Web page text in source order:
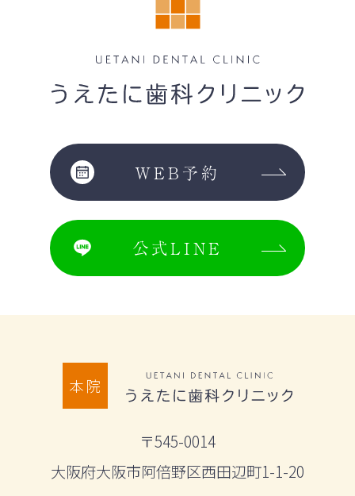
WEB予約
公式LINE
本院
〒545-0014
大阪府大阪市阿倍野区西田辺町1-1-20